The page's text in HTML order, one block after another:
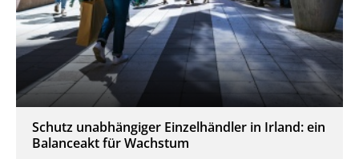
Schutz unabhängiger Einzelhändler in Irland: ein
Balanceakt für Wachstum